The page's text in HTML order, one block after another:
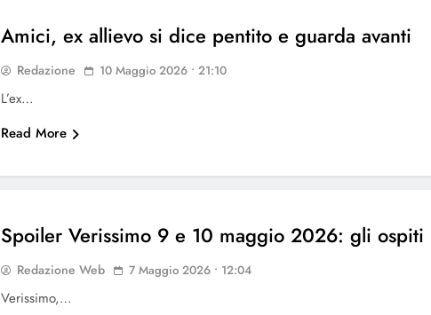
Amici, ex allievo si dice pentito e guarda avanti
Redazione 10 Maggio 2026 • 21:10
L’ex…
Read More
Spoiler Verissimo 9 e 10 maggio 2026: gli ospiti
Redazione Web 7 Maggio 2026 • 12:04
Verissimo,…